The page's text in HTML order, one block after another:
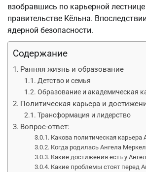
взобравшись по карьерной
правительстве Кёльна.
ядерной безопасности.
Содержание
Ранняя жизнь и образование
Детство и семья
Образование и академическая
Политическая карьера и
Трансформация и лидерство
Вопрос-ответ:
Какова политическая
Когда родилась Ангела
Какие достижения есть у
Какие проблемы стоят перед